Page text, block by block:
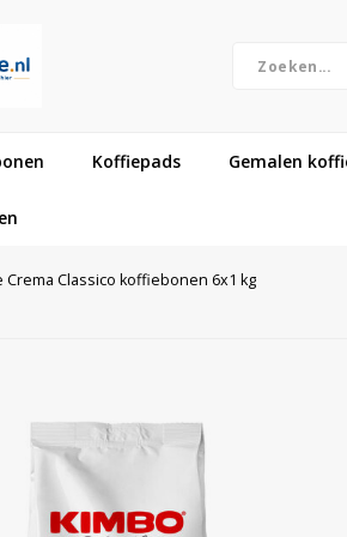
Koffiepads Gemalen
Crema Classico koffiebonen 6x1 kg